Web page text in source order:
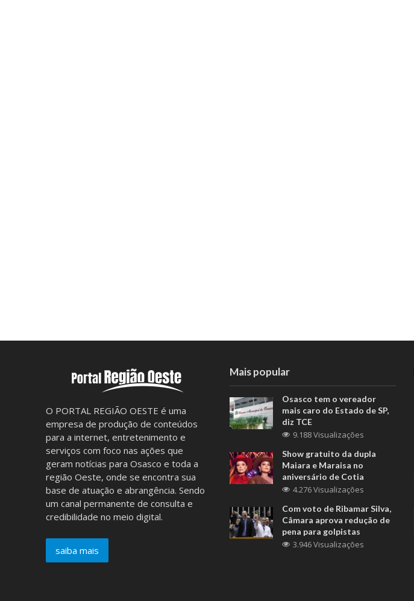
O PORTAL REGIÃO OESTE é uma
empresa de produção de conteúdos
para a internet, entretenimento e
serviços com foco nas ações que
geram notícias para Osasco e toda a
região Oeste, onde se encontra sua
base de atuação e abrangência. Sendo
um canal permanente de consulta e
credibilidade no meio digital.
saiba mais
Mais popular
Osasco tem o vereador
mais caro do Estado de SP,
diz TCE
9.188 Visualizações
Show gratuito da dupla
Maiara e Maraisa no
aniversário de Cotia
4.276 Visualizações
Com voto de Ribamar Silva,
Câmara aprova redução de
pena para golpistas
3.946 Visualizações